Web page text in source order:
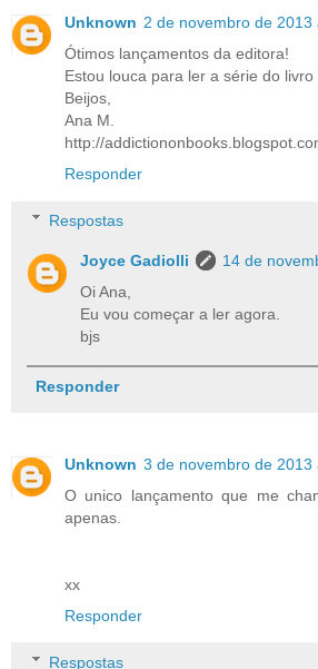
Unknown 2 de novembro de 2013
Ótimos lançamentos da editora!
Estou louca para ler a série do livro
Beijos,
Ana M.
http://
Responder
Respostas
Joyce Gadiolli
14 de
Oi Ana,
Eu vou começar a ler agora.
bjs
Responder
Unknown 3 de novembro de 2013
O unico lançamento que me
apenas.
xx
Responder
Respostas